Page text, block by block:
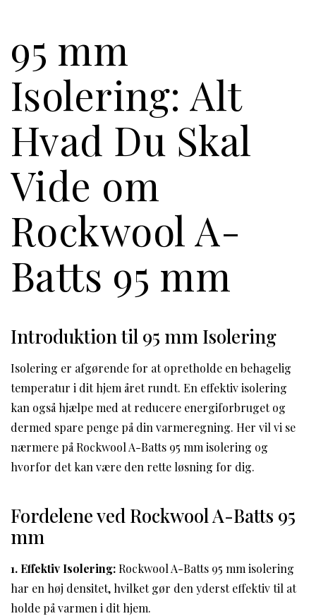
95 mm
Isolering: Alt
Hvad Du Skal
Vide om
Rockwool A-
Batts 95 mm
Introduktion til 95 mm Isolering
Isolering er afgørende for at opretholde en behagelig
temperatur i dit hjem året rundt. En effektiv isolering
kan også hjælpe med at reducere energiforbruget og
dermed spare penge på din varmeregning. Her vil vi se
nærmere på Rockwool A-Batts 95 mm isolering og
hvorfor det kan være den rette løsning for dig.
Fordelene ved Rockwool A-Batts 95
mm
1. Effektiv Isolering: Rockwool A-Batts 95 mm isolering
har en høj densitet, hvilket gør den yderst effektiv til at
holde på varmen i dit hjem.